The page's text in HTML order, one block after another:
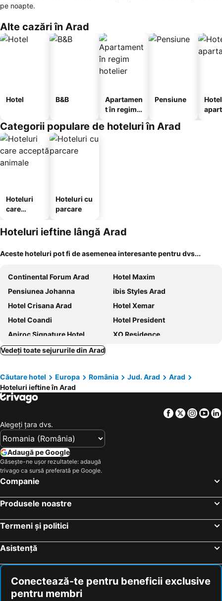
pe noapte.
Alte cazări în Arad
Hotel B&B
Apartamen
t în regim
Pensiune
Categorii populare de hoteluri în Arad
Hoteluri
care
animale
Hoteluri cu
parcare
Hoteluri ieftine lângă Arad
Aceste hoteluri pot fi de asemenea interesante pentru dvs...
Continental Forum Arad
Hotel Maxim
Pensiunea Johanna
ibis Styles Arad
Hotel Crisana Arad
Hotel Xemar
Hotel Coandi
Hotel President
Aniroc Signature Hotel
XO Residence
Vila Queen
Best Western Central Hotel
Hotel Riga
Pensiunea Christiana
Hotel Taverna Pecicana
Hotel Hanul de la Rascruce
SEP Hotel
Hotel Iris
Pensiunea Nimbus
Phoenix
Ardealul
Leo
Onalisa
Motel Cet Arad
Vedeți toate sejururile din Arad
Căutare hotel Europa România Jud. Arad
Arad
Hoteluri ieftine în Arad
Facebook
Twitter
Alegeţi ţara dvs.
Adaugă pe Google
Găsește-ne ușor rezultatele: adaugă
trivago ca sursă preferată pe Google.
Companie
Produsele noastre
Termeni și politici
Asistență
Conectează-te pentru beneficii exclusive
pentru membri